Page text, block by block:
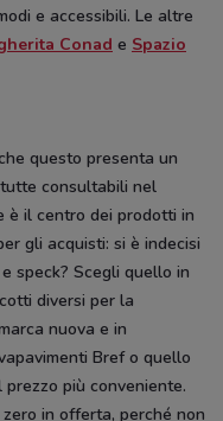
e accessibili. Le altre
Conad e Spazio
questo presenta un
consultabili nel
è il centro dei prodotti in
gli acquisti: si è indecisi
speck? Scegli quello in
diversi per la
nuova e in
Bref o quello
più conveniente.
in offerta, perché non